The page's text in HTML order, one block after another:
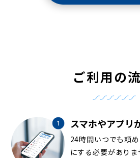
ご利用の
スマホやアプリ
24時間いつでも頼
にする必要がありま